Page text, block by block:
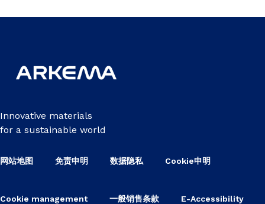
Innovative materials
for a sustainable world
网站地图 免责申明 数据隐私 Cookie申明
Cookie management 一般销售条款 E-Accessibility